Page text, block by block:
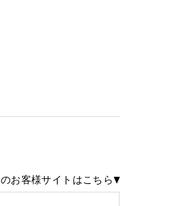
お客様サイトはこちら